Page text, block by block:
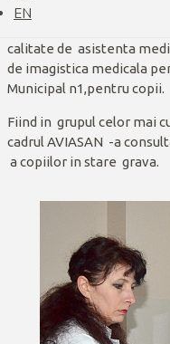
EN
calitate de asistenta
de imagistica medicala
Municipal n1,pentru copii.
Fiind in grupul celor mai
cadrul AVIASAN -a
a copiilor in stare grava.